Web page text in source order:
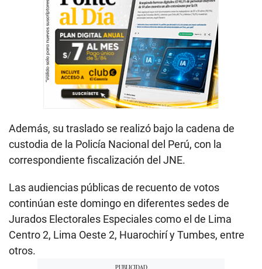
Además, su traslado se realizó bajo la cadena de
custodia de la Policía Nacional del Perú, con la
correspondiente fiscalización del JNE.
Las audiencias públicas de recuento de votos
continúan este domingo en diferentes sedes de
Jurados Electorales Especiales como el de Lima
Centro 2, Lima Oeste 2, Huarochirí y Tumbes, entre
otros.